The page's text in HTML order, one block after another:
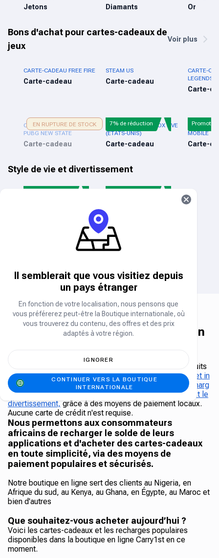
Jetons Diamants Or
Bons d'achat pour cartes-cadeaux de
jeux
Voir plus
CARTE-CADEAU FREE FIRE
Carte-cadeau
STEAM US
Carte-cadeau
CARTE-
LEGENDS
Carte-
CARTE-CADEAU MOBILE
PUBG NEW STATE
Carte-cadeau
EN RUPTURE DE STOCK
CARTE CADEAU XBOX LIVE
(ÉTATS-UNIS)
Carte-cadeau
7% de réduction
CARTE-
MOBILE
Carte-
Promotion
Style de vie et divertissement
Carte-cadeau
CARTE-CADEAU GOOGLE
EN RUPTURE DE STOCK
CARTE CADEAU APPLE
The Carry1st Shop - La boutique en
Carry1st Shop est une boutique en ligne africaine de
premier plan qui permet d'accéder facilement aux produits
essentiels du quotidien tels quele crédit téléphonique et in
ternet
les cartes cadeaux de jeux
les recharg
es de jeux directesetles bons d'achat pour les loisirs et le
divertissement, grâce à des moyens de paiement locaux.
Aucune carte de crédit n'est requise.
Nous permettons aux consommateurs
africains de recharger le solde de leurs
applications et d'acheter des cartes-cadeaux
en toute simplicité, via des moyens de
paiement populaires et sécurisés.
Notre boutique en ligne sert des clients au Nigeria, en
Afrique du sud, au Kenya, au Ghana, en Égypte, au Maroc et
bien d'autres
Que souhaitez-vous acheter aujourd’hui ?
Voici les cartes-cadeaux et les recharges populaires
disponibles dans la boutique en ligne Carry1st en ce
moment.
Il semblerait que vous visitiez depuis
un pays étranger
En fonction de votre localisation, nous pensons que
vous préférerez peut-être la Boutique internationale, où
vous trouverez du contenu, des offres et des prix
adaptés à votre région.
IGNORER
CONTINUER VERS LA BOUTIQUE
INTERNATIONALE